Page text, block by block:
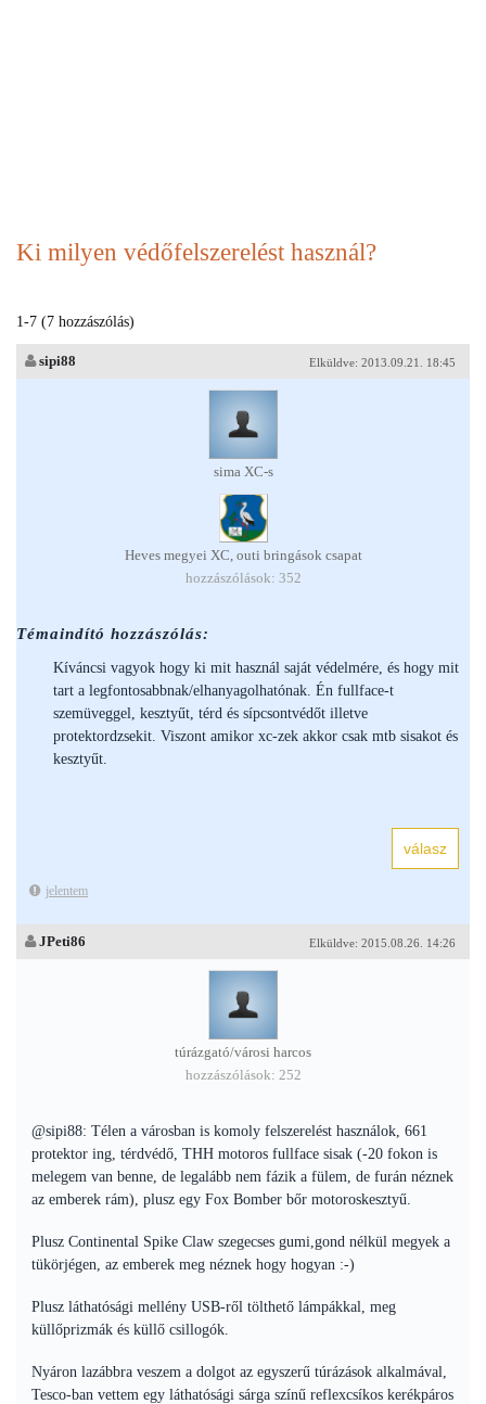
Ki milyen védőfelszerelést használ?
1-7 (7 hozzászólás)
Elküldve: 2013.09.21. 18:45
sipi88
sima XC-s
Heves megyei XC, outi bringások csapat
hozzászólások: 352
Témaindító hozzászólás:
Kíváncsi vagyok hogy ki mit használ saját védelmére, és hogy mit
tart a legfontosabbnak/elhanyagolhatónak. Én fullface-t
szemüveggel, kesztyűt, térd és sípcsontvédőt illetve
protektordzsekit. Viszont amikor xc-zek akkor csak mtb sisakot és
kesztyűt.
jelentem
Elküldve: 2015.08.26. 14:26
JPeti86
túrázgató/városi harcos
hozzászólások: 252
@sipi88: Télen a városban is komoly felszerelést használok, 661
protektor ing, térdvédő, THH motoros fullface sisak (-20 fokon is
melegem van benne, de legalább nem fázik a fülem, de furán néznek
az emberek rám), plusz egy Fox Bomber bőr motoroskesztyű.
Plusz Continental Spike Claw szegecses gumi,gond nélkül megyek a
tükörjégen, az emberek meg néznek hogy hogyan :-)
Plusz láthatósági mellény USB-ről tölthető lámpákkal, meg
küllőprizmák és küllő csillogók.
Nyáron lazábbra veszem a dolgot az egyszerű túrázások alkalmával,
Tesco-ban vettem egy láthatósági sárga színű reflexcsíkos kerékpáros